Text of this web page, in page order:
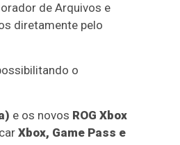
de Arquivos e
diretamente pelo
o
e os novos ROG Xbox
Xbox, Game Pass e